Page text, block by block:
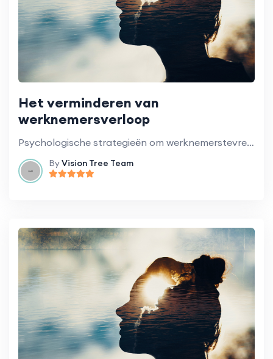
Het verminderen van
werknemersverloop
Psychologische strategieën om werknemerstevredenheid en -retentie te verhogen.
ByVision Tree Team